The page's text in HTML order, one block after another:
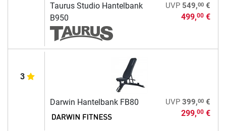
Taurus Studio Hantelbank
B950
UVP 549,00€
499,00€
3
Darwin Hantelbank FB80 UVP 399,00€
299,00€